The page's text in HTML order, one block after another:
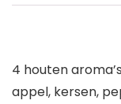
4 houten
appel, kersen,